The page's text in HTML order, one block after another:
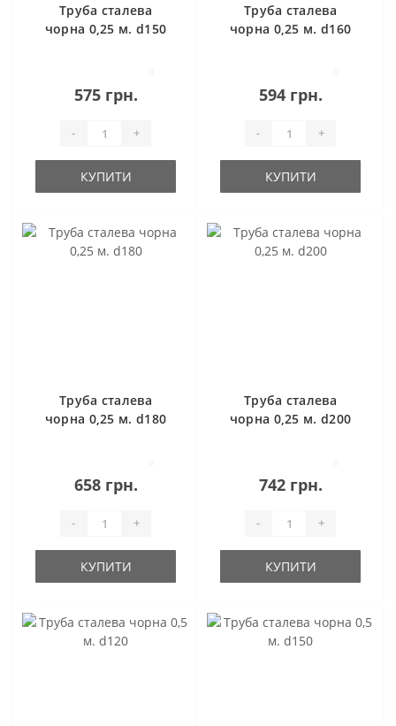
Труба сталева
чорна 0,25 м. d150
575 грн.
- +
КУПИТИ
Труба сталева
чорна 0,25 м. d160
594 грн.
- +
КУПИТИ
Труба сталева
чорна 0,25 м. d180
658 грн.
- +
КУПИТИ
Труба сталева
чорна 0,25 м. d200
742 грн.
- +
КУПИТИ